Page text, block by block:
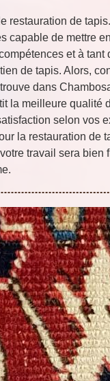
restauration de
capable de mettre
et à tant
de tapis. Alors,
dans
la meilleure qualité
selon vos
la restauration de
travail sera bien